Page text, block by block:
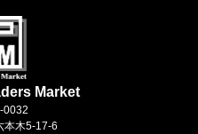
Market
0032
本木5-17-6